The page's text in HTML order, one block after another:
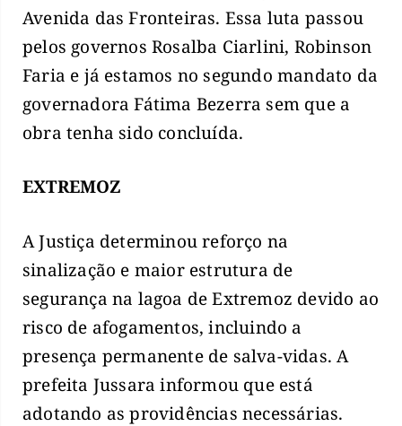
Avenida das Fronteiras. Essa luta passou
pelos governos Rosalba Ciarlini, Robinson
Faria e já estamos no segundo mandato da
governadora Fátima Bezerra sem que a
obra tenha sido concluída.
EXTREMOZ
A Justiça determinou reforço na
sinalização e maior estrutura de
segurança na lagoa de Extremoz devido ao
risco de afogamentos, incluindo a
presença permanente de salva-vidas. A
prefeita Jussara informou que está
adotando as providências necessárias.